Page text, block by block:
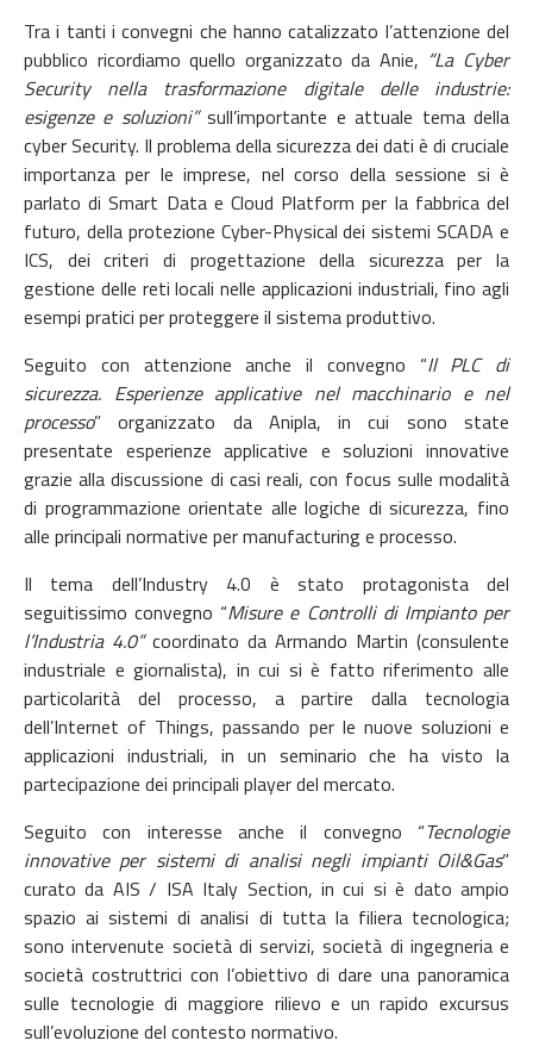
Tra i tanti i convegni che hanno catalizzato l’attenzione del
pubblico ricordiamo quello organizzato da Anie, “La Cyber
Security nella trasformazione digitale delle industrie:
esigenze e soluzioni”sull’importante e attuale tema della
cyber Security. Il problema della sicurezza dei dati è di cruciale
importanza per le imprese, nel corso della sessione si è
parlato di Smart Data e Cloud Platform per la fabbrica del
futuro, della protezione Cyber-Physical dei sistemi SCADA e
ICS, dei criteri di progettazione della sicurezza per la
gestione delle reti locali nelle applicazioni industriali, fino agli
esempi pratici per proteggere il sistema produttivo.
Seguito con attenzione anche il convegno “Il PLC di
sicurezza. Esperienze applicative nel macchinario e nel
processo” organizzato da Anipla, in cui sono state
presentate esperienze applicative e soluzioni innovative
grazie alla discussione di casi reali, con focus sulle modalità
di programmazione orientate alle logiche di sicurezza, fino
alle principali normative per manufacturing e processo.
Il tema dell’Industry 4.0 è stato protagonista del
seguitissimo convegno “Misure e Controlli di Impianto per
l’Industria 4.0”coordinato da Armando Martin (consulente
industriale e giornalista), in cui si è fatto riferimento alle
particolarità del processo, a partire dalla tecnologia
dell’Internet of Things, passando per le nuove soluzioni e
applicazioni industriali, in un seminario che ha visto la
partecipazione dei principali player del mercato.
Seguito con interesse anche il convegno “Tecnologie
innovative per sistemi di analisi negli impianti Oil&Gas”
curato da AIS / ISA Italy Section, in cui si è dato ampio
spazio ai sistemi di analisi di tutta la filiera tecnologica;
sono intervenute società di servizi, società di ingegneria e
società costruttrici con l’obiettivo di dare una panoramica
sulle tecnologie di maggiore rilievo e un rapido excursus
sull’evoluzione del contesto normativo.